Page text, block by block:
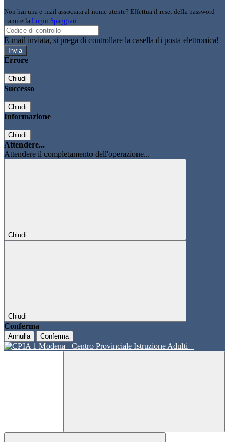
Non hai una e-mail associata al nome utente? Effettua il reset della password
tramite la Login Spaggiari
E-mail inviata, si prega di controllare la casella di posta elettronica!
Errore
Chiudi
Successo
Chiudi
Informazione
Chiudi
Attendere...
Attendere il completamento dell'operazione...
Chiudi
Chiudi
Conferma
Annulla Conferma
Centro Provinciale Istruzione Adulti